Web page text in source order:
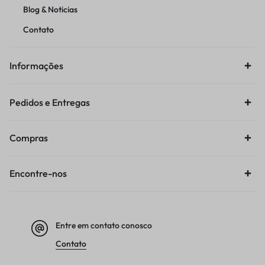
Blog & Noticias
Contato
Informações
Pedidos e Entregas
Compras
Encontre-nos
Entre em contato conosco
Contato